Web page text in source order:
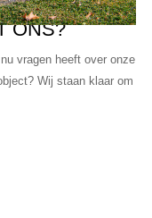
ONS?
vragen heeft over onze
Wij staan klaar om